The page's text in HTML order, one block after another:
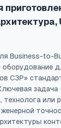
Business-to-
оборудование
СЗР»
технолога или